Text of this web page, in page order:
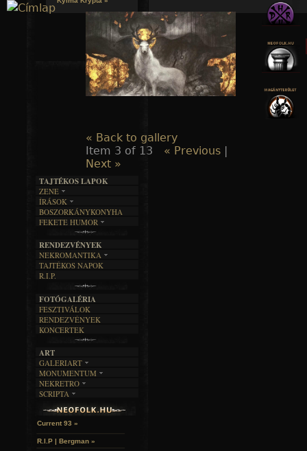
Jump to navigation
« Back to gallery
Item 3 of 13
« Previous
Next »
TAJTÉKOS LAPOK
ZENE
EGYÜTTESEK
INTERJÚK
FORDÍTÁSOK
DALSZÖVEGEK
ÍRÁSOK
IRODALOM
FILM
MŰVÉSZET
ÍRÁSTÖRTÉNET
BOSZORKÁNYKONYHA
FEKETE HUMOR
SZÖVEGES
RENDEZVÉNYEK
NEKROMANTIKA
AKTUÁLIS
A MÚLT
TAJTÉKOS NAPOK
R.I.P.
FOTÓGALÉRIA
FESZTIVÁLOK
RENDEZVÉNYEK
KONCERTEK
ART
GALERIART
ARTGALERI
KÉPREGÉNYEK
LAKÁSKULTS
MONUMENTUM
TEMETŐK
TEMPLOMOK
VÁRAK
HELYEK
NEKRETRO
SZUBKULT
FEKETE LYUK
RELIKVIÁK
SCRIPTA
NOVELLÁK
Current 93 »
R.I.P | Bergman »